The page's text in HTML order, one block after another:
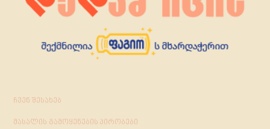
ჩვენ შესახებ
მასალის გამოყენების პირობები